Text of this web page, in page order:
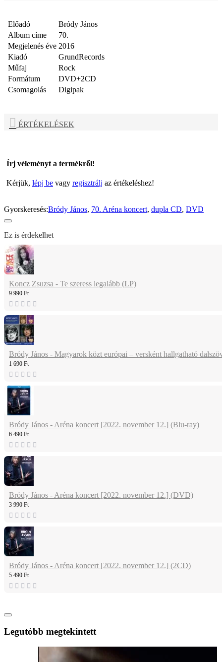
Előadó
Bródy János
Album címe
70.
Megjelenés éve 2016
Kiadó
GrundRecords
Műfaj
Rock
Formátum
DVD+2CD
Csomagolás
Digipak
ÉRTÉKELÉSEK
Írj véleményt a termékről!
Kérjük, lépj be vagy regisztrálj az értékeléshez!
Gyorskeresés:Bródy János, 70. Aréna koncert, dupla CD, DVD
Ez is érdekelhet
Koncz Zsuzsa - Te szeress legalább (LP)
9 990 Ft
Bródy János - Magyarok közt európai – versként hallgatható
1 690 Ft
Bródy János - Aréna koncert [2022. november 12.] (Blu-ray)
6 490 Ft
Bródy János - Aréna koncert [2022. november 12.] (DVD)
3 990 Ft
Bródy János - Aréna koncert [2022. november 12.] (2CD)
5 490 Ft
Legutóbb megtekintett